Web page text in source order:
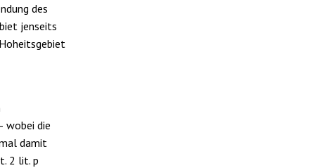
des
jenseits
wobei die
damit
2 lit. p